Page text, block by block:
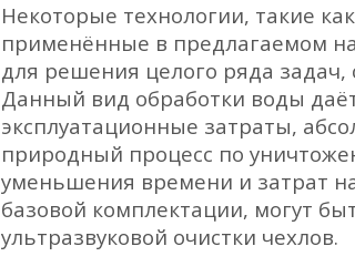
Некоторые технологии, такие
применённые в предлагаемом
для решения целого ряда
Данный вид обработки воды
эксплуатационные затраты,
природный процесс по
уменьшения времени и затрат
базовой комплектации, могут
ультразвуковой очистки чехлов.